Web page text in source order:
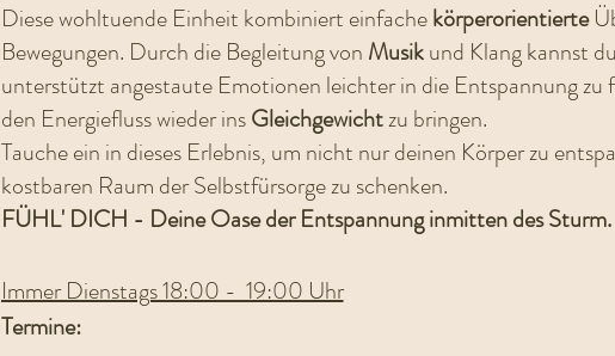
Diese wohltuende Einheit kombiniert einfachekörperorientierte
Bewegungen. Durch die Begleitung von Musikund Klang kannst
unterstützt angestaute Emotionen leichter in die Entspannung zu
den Energiefluss wieder insGleichgewichtzu bringen.
Tauche ein in dieses Erlebnis, um nicht nur deinen Körper zu
kostbaren Raum der Selbstfürsorge zu schenken.
FÜHL' DICH - Deine Oase der Entspannung inmitten des Sturm.
Immer Dienstags 18:00 - 19:00 Uhr
Termine: